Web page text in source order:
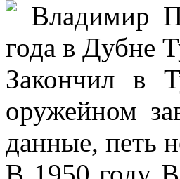
Владимир
года в Дубне
Закончил в
оружейном
данные, петь